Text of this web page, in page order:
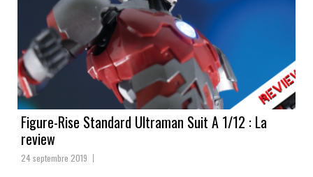
Figure-Rise Standard Ultraman Suit A 1/12 : La
review
24 septembre 2019